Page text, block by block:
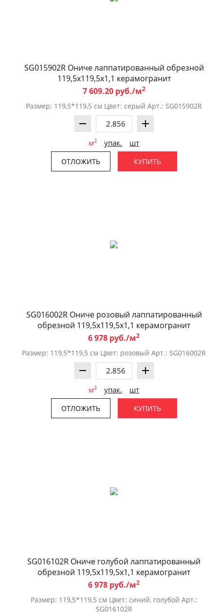
SG015902R Ониче лаппатированный обрезной
119,5x119,5x1,1 керамогранит
7 609.20 руб./м2
Размер: 119,5*119,5 см Цвет: серый Арт.: SG015902R
м2 упак. шт
ОТЛОЖИТЬ КУПИТЬ
SG016002R Ониче розовый лаппатированный
обрезной 119,5x119,5x1,1 керамогранит
6 978 руб./м2
Размер: 119,5*119,5 см Цвет: розовый Арт.: SG016002R
м2 упак. шт
ОТЛОЖИТЬ КУПИТЬ
SG016102R Ониче голубой лаппатированный
обрезной 119,5x119,5x1,1 керамогранит
6 978 руб./м2
Размер: 119,5*119,5 см Цвет: синий, голубой Арт.:
SG016102R